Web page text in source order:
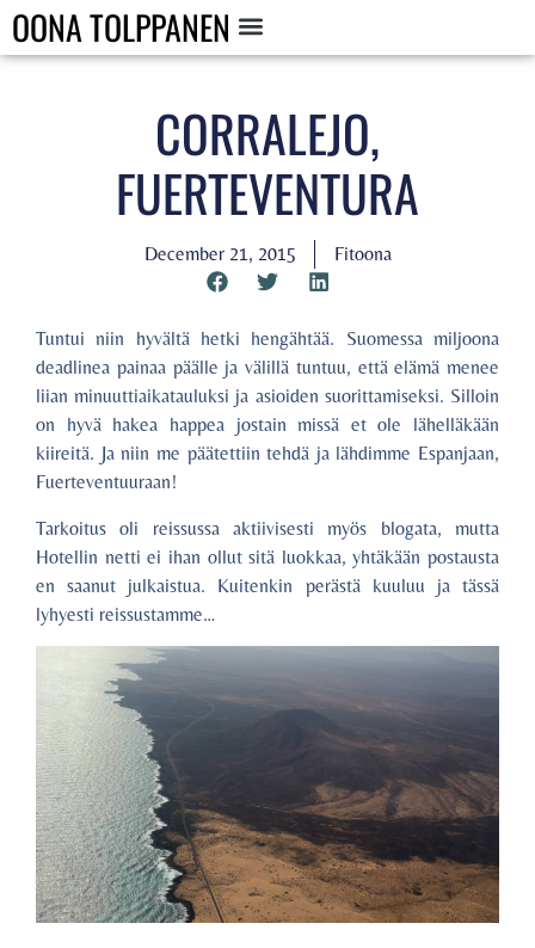
OONA TOLPPANEN
CORRALEJO,
FUERTEVENTURA
December 21, 2015 Fitoona
Tuntui niin hyvältä hetki hengähtää. Suomessa miljoona
deadlinea painaa päälle ja välillä tuntuu, että elämä menee
liian minuuttiaikatauluksi ja asioiden suorittamiseksi. Silloin
on hyvä hakea happea jostain missä et ole lähelläkään
kiireitä. Ja niin me päätettiin tehdä ja lähdimme Espanjaan,
Fuerteventuuraan!
Tarkoitus oli reissussa aktiivisesti myös blogata, mutta
Hotellin netti ei ihan ollut sitä luokkaa, yhtäkään postausta
en saanut julkaistua. Kuitenkin perästä kuuluu ja tässä
lyhyesti reissustamme…